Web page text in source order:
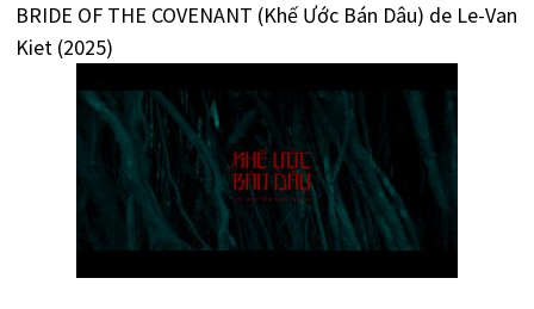
BRIDE OF THE COVENANT (Khế Ước Bán Dâu) de Le-Van
Kiet (2025)